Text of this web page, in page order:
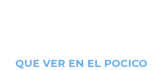
QUE VER EN EL POCICO